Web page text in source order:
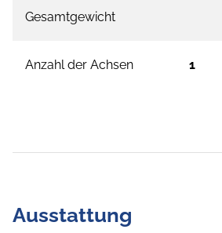
Gesamtgewicht
Anzahl der Achsen 1
Ausstattung